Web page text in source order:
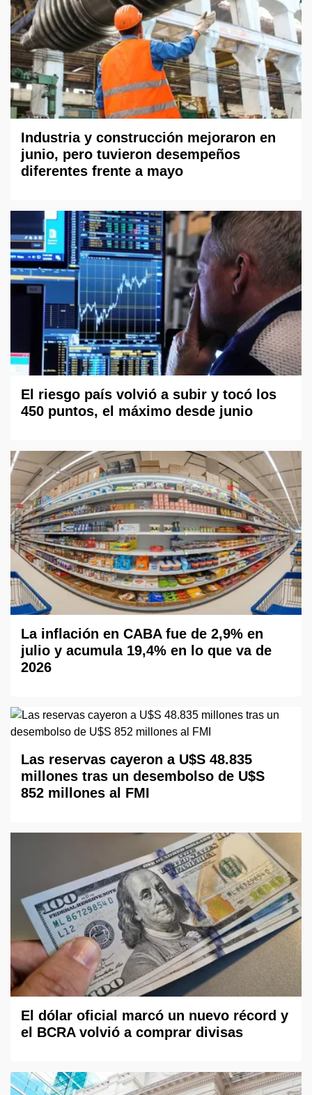
Industria y construcción mejoraron en
junio, pero tuvieron desempeños
diferentes frente a mayo
El riesgo país volvió a subir y tocó los
450 puntos, el máximo desde junio
La inflación en CABA fue de 2,9% en
julio y acumula 19,4% en lo que va de
2026
Las reservas cayeron a U$S 48.835
millones tras un desembolso de U$S
852 millones al FMI
El dólar oficial marcó un nuevo récord y
el BCRA volvió a comprar divisas